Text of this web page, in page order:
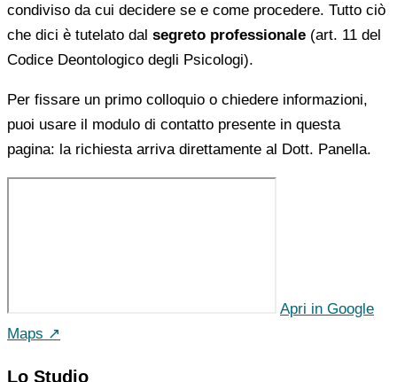
condiviso da cui decidere se e come procedere. Tutto ciò
che dici è tutelato dal segreto professionale (art. 11 del
Codice Deontologico degli Psicologi).
Per fissare un primo colloquio o chiedere informazioni,
puoi usare il modulo di contatto presente in questa
pagina: la richiesta arriva direttamente al Dott. Panella.
Apri in Google
Maps ↗
Lo Studio